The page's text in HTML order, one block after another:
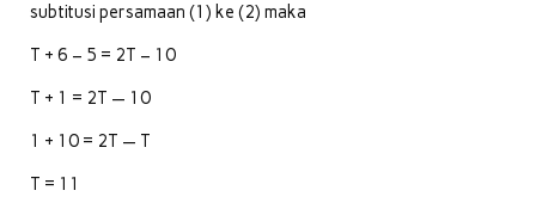
subtitusi persamaan (1) ke (2) maka
T + 6 – 5 = 2T – 10
T + 1 = 2T — 10
1 + 10 = 2T — T
T = 11